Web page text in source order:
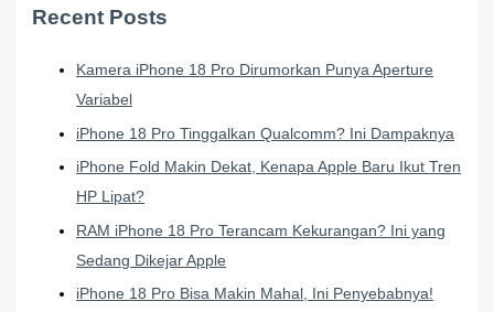
Recent Posts
Kamera iPhone 18 Pro Dirumorkan Punya Aperture
Variabel
iPhone 18 Pro Tinggalkan Qualcomm? Ini Dampaknya
iPhone Fold Makin Dekat, Kenapa Apple Baru Ikut Tren
HP Lipat?
RAM iPhone 18 Pro Terancam Kekurangan? Ini yang
Sedang Dikejar Apple
iPhone 18 Pro Bisa Makin Mahal, Ini Penyebabnya!